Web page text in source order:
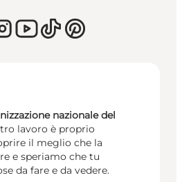
nazionale del
lavoro è proprio
il meglio che la
e speriamo che tu
da fare e da vedere.